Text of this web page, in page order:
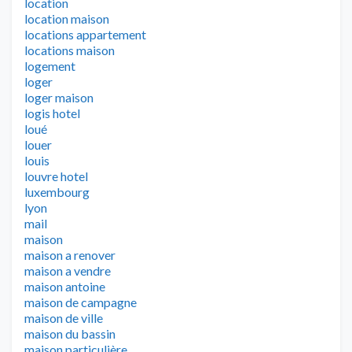
location maison
locations appartement
locations maison
logement
loger
loger maison
logis hotel
loué
louer
louis
louvre hotel
luxembourg
lyon
mail
maison
maison a renover
maison a vendre
maison antoine
maison de campagne
maison de ville
maison du bassin